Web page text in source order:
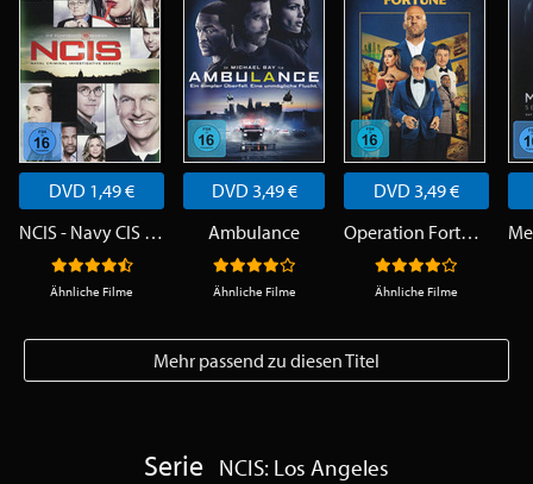
DVD 1,49 €
NCIS - Navy CIS - Staffel 15
Ähnliche Filme
DVD 3,49 €
Ambulance
Ähnliche Filme
DVD 3,49 €
Operation Fortune
Ähnliche Filme
Mehr passend zu diesen Titel
Serie NCIS: Los Angeles